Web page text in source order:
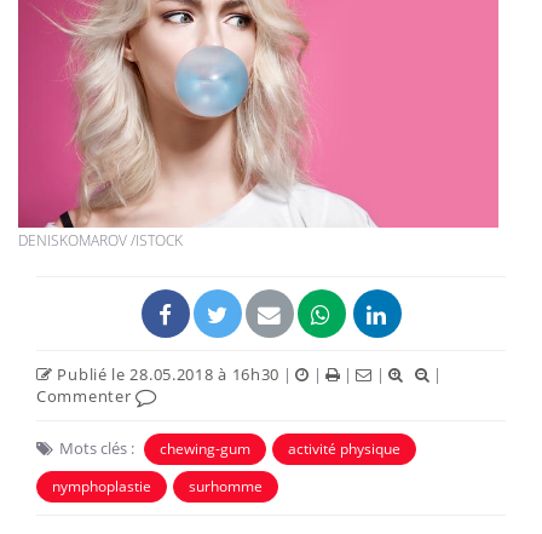
DENISKOMAROV /ISTOCK
Publié le 28.05.2018 à 16h30 | | | |
|
Commenter
Mots clés : chewing-gum
activité physique
nymphoplastie
surhomme